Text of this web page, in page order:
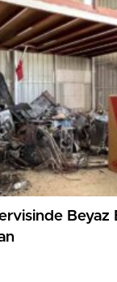
Beyaz